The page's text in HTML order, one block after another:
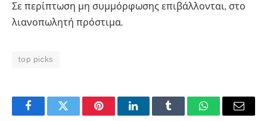
Σε περίπτωση μη συμμόρφωσης επιβάλλονται, στο
λιανοπωλητή πρόστιμα.
top picks
FacebookTwitter PinterestLinkedInTumblr WhatsAppEmail